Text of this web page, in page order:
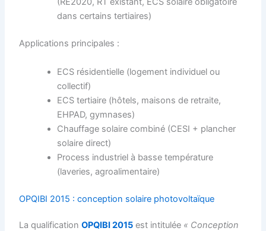
dans certains tertiaires)
Applications principales :
ECS résidentielle (logement individuel ou
collectif)
ECS tertiaire (hôtels, maisons de retraite,
EHPAD, gymnases)
Chauffage solaire combiné (CESI + plancher
solaire direct)
Process industriel à basse température
(laveries, agroalimentaire)
OPQIBI 2015 : conception solaire photovoltaïque
La qualificationOPQIBI 2015 est intitulée « Conception